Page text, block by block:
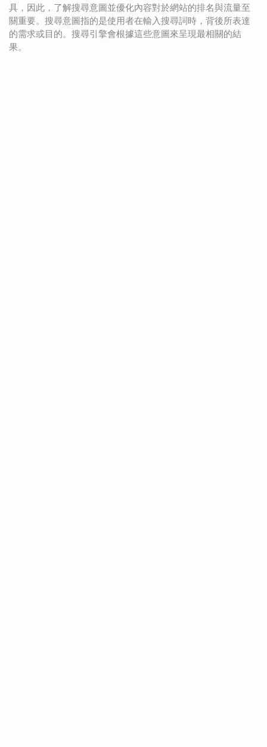
具，因此，了解搜尋意圖並優化內容對於網站的排名與流量至
關重要。搜尋意圖指的是使用者在輸入搜尋詞時，背後所表達
的需求或目的。搜尋引擎會根據這些意圖來呈現最相關的結
果。